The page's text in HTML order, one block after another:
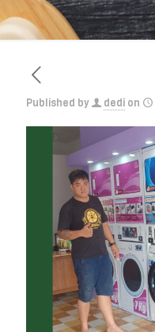
Published by dedi on